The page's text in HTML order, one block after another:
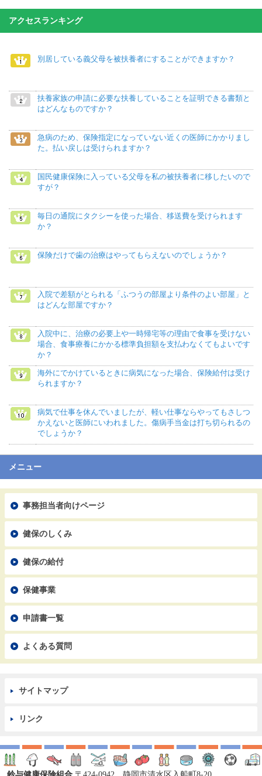
アクセスランキング
別居している義父母を被扶養者にすることができますか？
扶養家族の申請に必要な扶養していることを証明できる書類と
はどんなものですか？
急病のため、保険指定になっていない近くの医師にかかりまし
た。払い戻しは受けられますか？
国民健康保険に入っている父母を私の被扶養者に移したいので
すが？
毎日の通院にタクシーを使った場合、移送費を受けられます
か？
保険だけで歯の治療はやってもらえないのでしょうか？
入院で差額がとられる「ふつうの部屋より条件のよい部屋」と
はどんな部屋ですか？
入院中に、治療の必要上や一時帰宅等の理由で食事を受けない
場合、食事療養にかかる標準負担額を支払わなくてもよいです
か？
海外にでかけているときに病気になった場合、保険給付は受け
られますか？
病気で仕事を休んでいましたが、軽い仕事ならやってもさしつ
かえないと医師にいわれました。傷病手当金は打ち切られるの
でしょうか？
メニュー
事務担当者向けページ
健保のしくみ
健保の給付
保健事業
申請書一覧
よくある質問
サイトマップ
リンク